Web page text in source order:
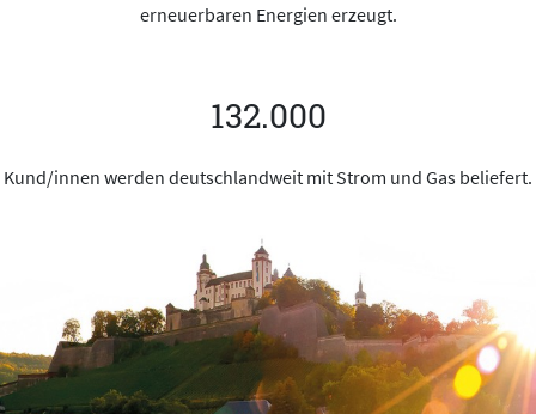
erneuerbaren Energien erzeugt.
132.000
Kund/innen werden deutschlandweit mit Strom und Gas beliefert.